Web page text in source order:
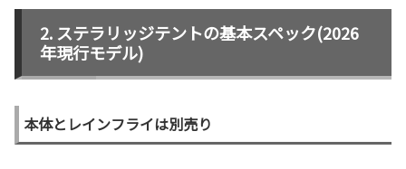
ステラリッジテントの基本スペック(2026
年現行モデル)
本体とレインフライは別売り